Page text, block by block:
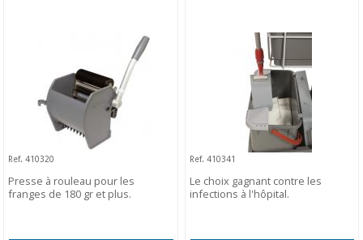
Ref. 410320
Presse à rouleau pour les
franges de 180 gr et plus.
Ref. 410341
Le choix gagnant contre les
infections à l'hôpital.